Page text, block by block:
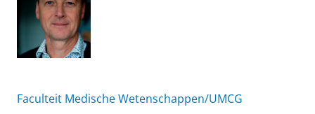
Faculteit Medische Wetenschappen/UMCG